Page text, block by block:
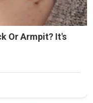
Or Armpit? It's